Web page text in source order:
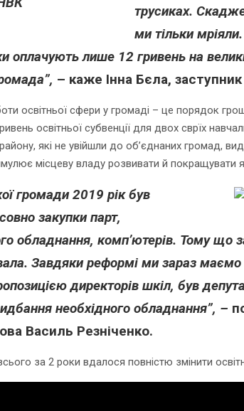
трусиках.
ми тільки
оплачують лише 12 гривень на
– каже Інна Бєла,
освітньої сфери у громаді – це порядок
освітньої субвенції для двох сврїх
які не увійшли до об’єднаних громад,
місцеву владу розвивати й покращувати
громади 2019 рік був
закупки парт,
обладнання, комп’ютерів. Тому що
Завдяки реформі ми зараз маємо
директорів шкіл, був
необхідного обладнання”, –
Василь Резніченко.
за 2 роки вдалося повністю змінити